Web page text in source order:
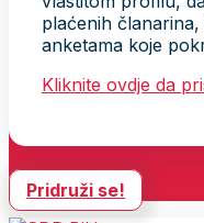
plaćenih
anketama koje
Kliknite ovdje da
Pridruži se!